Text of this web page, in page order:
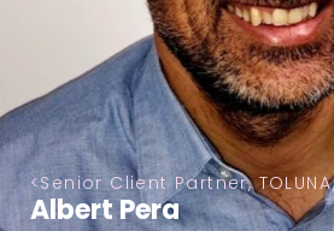
Senior Client Partner, TOLUNA
Albert Pera